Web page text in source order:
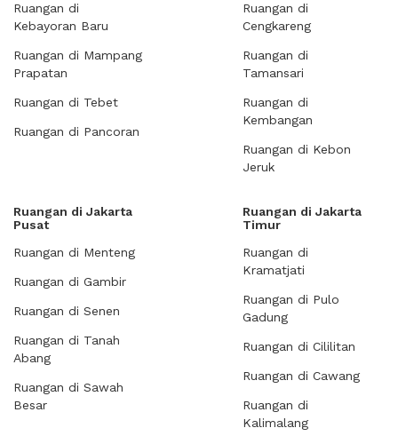
Ruangan di
Kebayoran Baru
Ruangan di Mampang
Prapatan
Ruangan di Tebet
Ruangan di Pancoran
Ruangan di
Cengkareng
Ruangan di
Tamansari
Ruangan di
Kembangan
Ruangan di Kebon
Jeruk
Ruangan di Jakarta
Pusat
Ruangan di Menteng
Ruangan di Gambir
Ruangan di Senen
Ruangan di Tanah
Abang
Ruangan di Sawah
Besar
Ruangan di Jakarta
Timur
Ruangan di
Kramatjati
Ruangan di Pulo
Gadung
Ruangan di Cililitan
Ruangan di Cawang
Ruangan di
Kalimalang